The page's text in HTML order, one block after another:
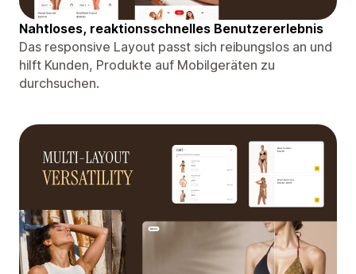
Nahtloses, reaktionsschnelles Benutzererlebnis
Das responsive Layout passt sich reibungslos an und
hilft Kunden, Produkte auf Mobilgeräten zu
durchsuchen.